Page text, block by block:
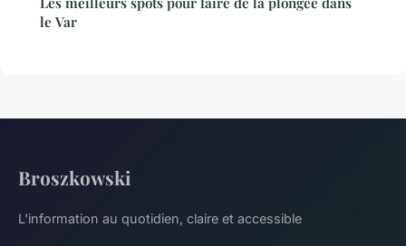
le Var
Broszkowski
L'information au quotidien, claire et accessible